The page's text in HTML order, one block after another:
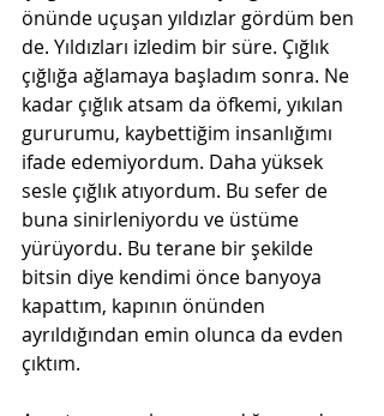
önünde uçuşan yıldızlar gördüm ben
de. Yıldızları izledim bir süre. Çığlık
çığlığa ağlamaya başladım sonra. Ne
kadar çığlık atsam da öfkemi, yıkılan
gururumu, kaybettiğim insanlığımı
ifade edemiyordum. Daha yüksek
sesle çığlık atıyordum. Bu sefer de
buna sinirleniyordu ve üstüme
yürüyordu. Bu terane bir şekilde
bitsin diye kendimi önce banyoya
kapattım, kapının önünden
ayrıldığından emin olunca da evden
çıktım.